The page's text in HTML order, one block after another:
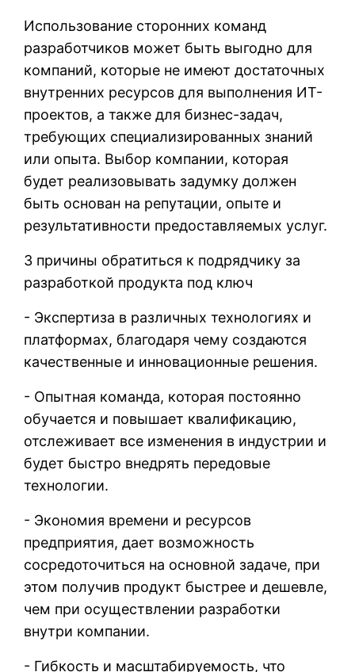
Использование сторонних команд
разработчиков может быть выгодно для
компаний, которые не имеют достаточных
внутренних ресурсов для выполнения ИТ-
проектов, а также для бизнес-задач,
требующих специализированных знаний
или опыта. Выбор компании, которая
будет реализовывать задумку должен
быть основан на репутации, опыте и
результативности предоставляемых услуг.
3 причины обратиться к подрядчику за
разработкой продукта под ключ
- Экспертиза в различных технологиях и
платформах, благодаря чему создаются
качественные и инновационные решения.
- Опытная команда, которая постоянно
обучается и повышает квалификацию,
отслеживает все изменения в индустрии и
будет быстро внедрять передовые
технологии.
- Экономия времени и ресурсов
предприятия, дает возможность
сосредоточиться на основной задаче, при
этом получив продукт быстрее и дешевле,
чем при осуществлении разработки
внутри компании.
- Гибкость и масштабируемость, что